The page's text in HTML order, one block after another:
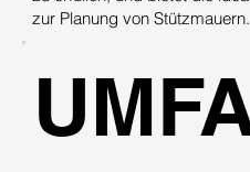
zur Planung von Stützmauern.